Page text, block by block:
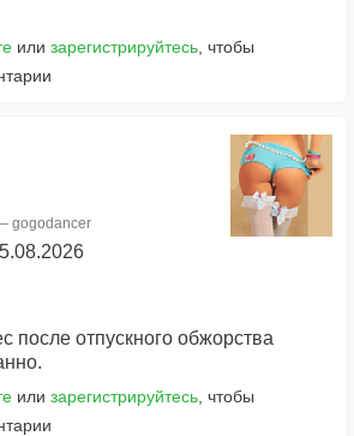
или зарегистрируйтесь, чтобы
gogodancer
после отпускного обжорства
или зарегистрируйтесь, чтобы